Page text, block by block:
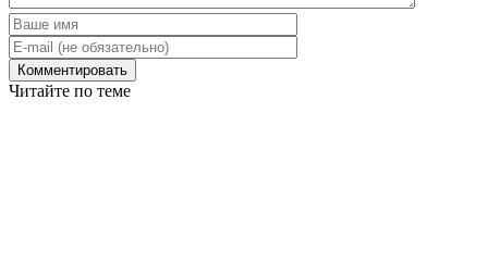
Читайте по теме